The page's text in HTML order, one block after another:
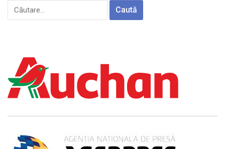
Caută
după: